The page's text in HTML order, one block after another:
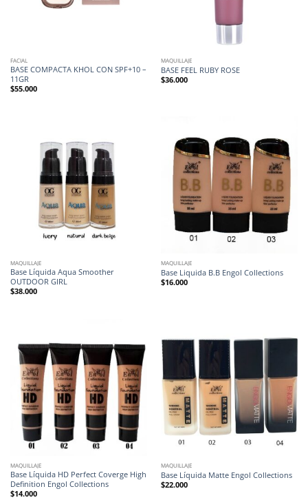
FACIAL
BASE COMPACTA KHOL CON SPF+10 –
11GR
$55.000
MAQUILLAJE
BASE FEEL RUBY ROSE
$36.000
MAQUILLAJE
Base Líquida Aqua Smoother
OUTDOOR GIRL
$38.000
MAQUILLAJE
Base Liquida B.B Engol Collections
$16.000
MAQUILLAJE
Base Líquida HD Perfect Coverge High
Definition Engol Collections
$14.000
MAQUILLAJE
Base Líquida Matte Engol Collections
$22.000